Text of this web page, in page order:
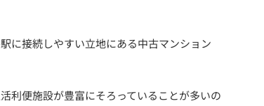
に接続しやすい立地にある中古マンション
利便施設が豊富にそろっていることが多いの